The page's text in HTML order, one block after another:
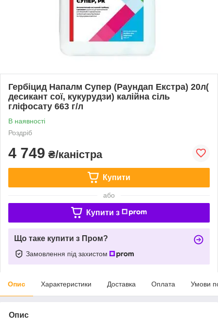
Гербіцид Напалм Супер (Раундап Екстра) 20л(
десикант сої, кукурудзи) калійна сіль
гліфосату 663 г/л
В наявності
Роздріб
4 749 ₴/каністра
Купити
або
Купити з
Що таке купити з Пром?
Замовлення під захистом
Опис Характеристики Доставка Оплата Умови
Опис